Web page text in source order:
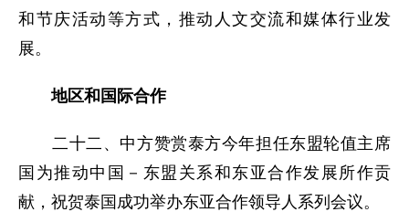
和节庆活动等方式，推动人文交流和媒体行业发
展。
地区和国际合作
二十二、中方赞赏泰方今年担任东盟轮值主席
国为推动中国－东盟关系和东亚合作发展所作贡
献，祝贺泰国成功举办东亚合作领导人系列会议。